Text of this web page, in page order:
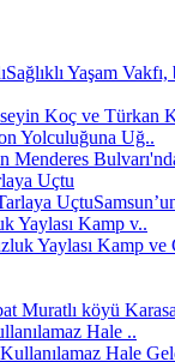
Sağlıklı Yaşam
Koç ve Türkan
Yolculuğuna Uğ..
Menderes
Uçtu
Yaylası Kamp v..
Muratlı köyü
Hale ..